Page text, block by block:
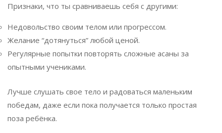
Признаки, что ты сравниваешь себя с другими:
Недовольство своим телом или прогрессом.
Желание “дотянуться” любой ценой.
Регулярные попытки повторять сложные асаны за
опытными учениками.
Лучше слушать свое тело и радоваться маленьким
победам, даже если пока получается только простая
поза ребёнка.